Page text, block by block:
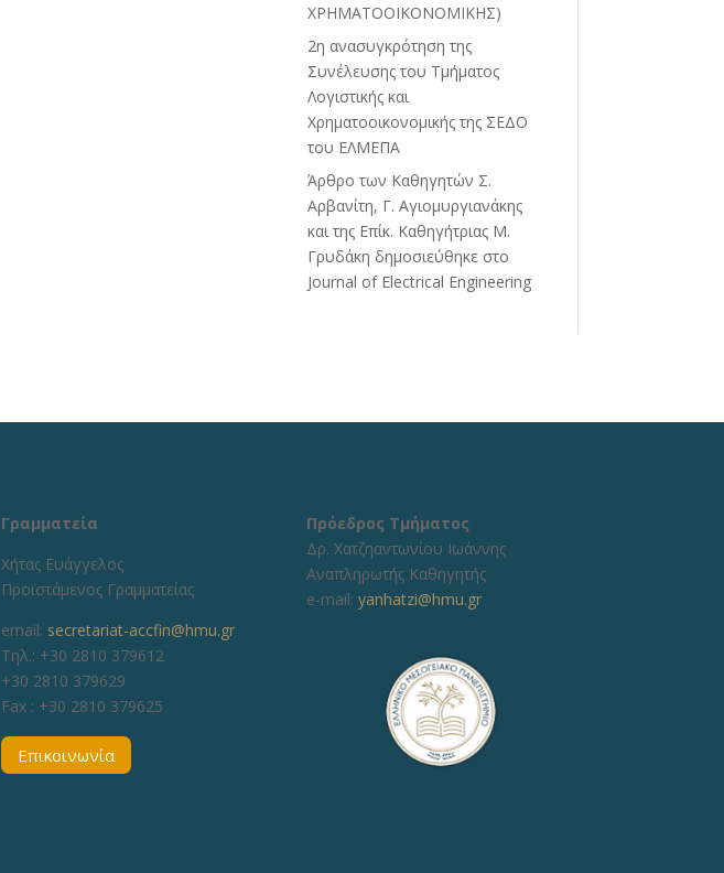
ΧΡΗΜΑΤΟΟΙΚΟΝΟΜΙΚΗΣ)
2η ανασυγκρότηση της
Συνέλευσης του Τμήματος
Λογιστικής και
Χρηματοοικονομικής της ΣΕΔΟ
του ΕΛΜΕΠΑ
Άρθρο των Καθηγητών Σ.
Αρβανίτη, Γ. Αγιομυργιανάκης
και της Επίκ. Καθηγήτριας Μ.
Γρυδάκη δημοσιεύθηκε στο
Journal of Electrical Engineering
Γραμματεία
Χήτας Ευάγγελος
Προϊστάμενος Γραμματείας
email: secretariat-accfin@hmu.gr
Τηλ.: +30 2810 379612
+30 2810 379629
Fax : +30 2810 379625
Επικοινωνία
Πρόεδρος Τμήματος
Δρ. Χατζηαντωνίου Ιωάννης
Αναπληρωτής Καθηγητής
e-mail: yanhatzi@hmu.gr